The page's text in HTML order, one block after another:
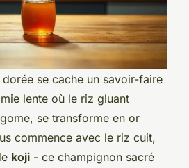
se cache un savoir-faire
lente où le riz gluant
, se transforme en or
commence avec le riz cuit,
koji - ce champignon sacré